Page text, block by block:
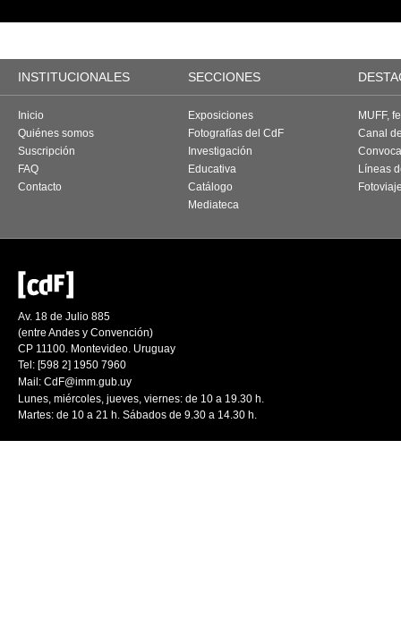
INSTITUCIONALES SECCIONES
Inicio
Quiénes somos
Suscripción
FAQ
Contacto
Exposiciones
Fotografías del CdF
Investigación
Educativa
Catálogo
Mediateca
MUFF,
Canal
Líneas
Av. 18 de Julio 885
(entre Andes y Convención)
CP 11100. Montevideo. Uruguay
Tel: [598 2] 1950 7960
Mail: CdF@imm.gub.uy
Lunes, miércoles, jueves, viernes: de 10 a 19.30 h.
Martes: de 10 a 21 h. Sábados de 9.30 a 14.30 h.